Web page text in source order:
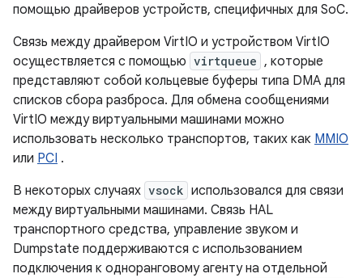
помощью драйверов устройств, специфичных для SoC.
Связь между драйвером VirtIO и устройством VirtIO
осуществляется с помощью virtqueue , которые
представляют собой кольцевые буферы типа DMA для
списков сбора разброса. Для обмена сообщениями
VirtIO между виртуальными машинами можно
использовать несколько транспортов, таких как MMIO
или PCI .
В некоторых случаях vsock использовался для связи
между виртуальными машинами. Связь HAL
транспортного средства, управление звуком и
Dumpstate поддерживаются с использованием
подключения к одноранговому агенту на отдельной